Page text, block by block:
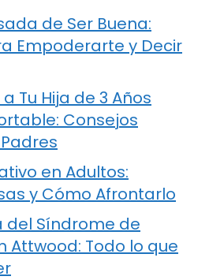
de Ser Buena:
Empoderarte y Decir
Tu Hija de 3 Años
Consejos
en Adultos:
y Cómo Afrontarlo
del Síndrome de
Attwood: Todo lo que